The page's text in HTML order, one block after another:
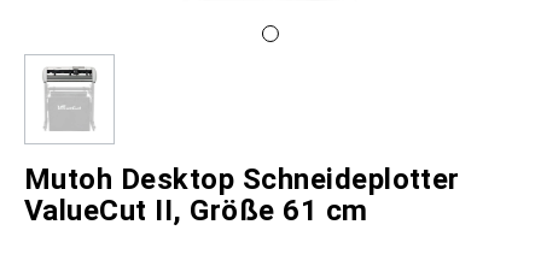
Mutoh Desktop Schneideplotter
ValueCut II, Größe 61 cm